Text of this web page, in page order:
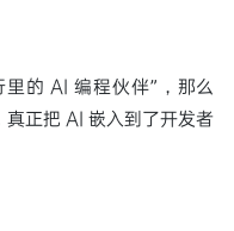
的 AI 编程伙伴”，那么
真正把 AI 嵌入到了开发者